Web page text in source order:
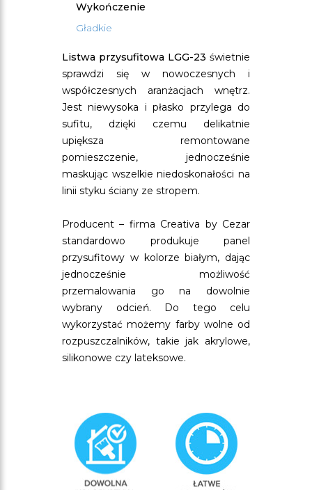
Wykończenie
Gładkie
Listwa przysufitowa LGG-23 świetnie
sprawdzi się w nowoczesnych i
współczesnych aranżacjach wnętrz.
Jest niewysoka i płasko przylega do
sufitu, dzięki czemu delikatnie
upiększa remontowane
pomieszczenie, jednocześnie
maskując wszelkie niedoskonałości na
linii styku ściany ze stropem.
Producent – firma Creativa by Cezar
standardowo produkuje panel
przysufitowy w kolorze białym, dając
jednocześnie możliwość
przemalowania go na dowolnie
wybrany odcień. Do tego celu
wykorzystać możemy farby wolne od
rozpuszczalników, takie jak akrylowe,
silikonowe czy lateksowe.